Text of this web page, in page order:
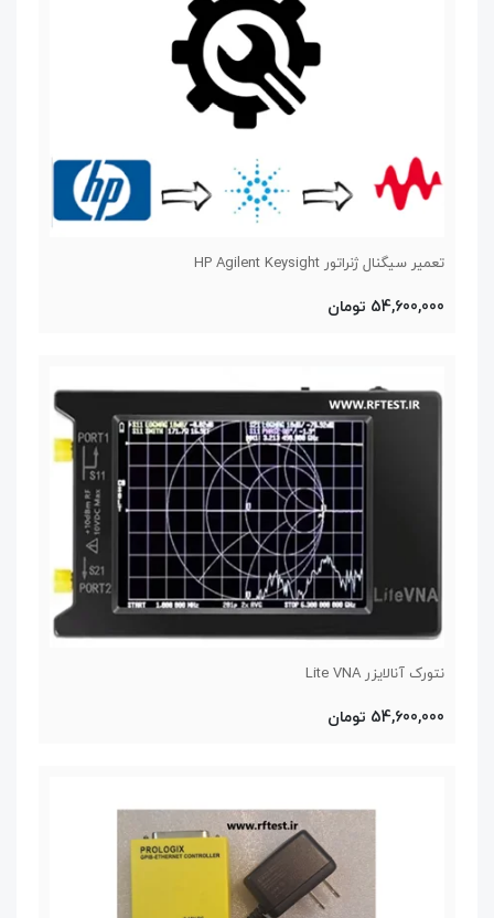
تعمیر سیگنال ژنراتور HP Agilent Keysight
54,600,000 تومان
نتورک آنالایزر Lite VNA
54,600,000 تومان